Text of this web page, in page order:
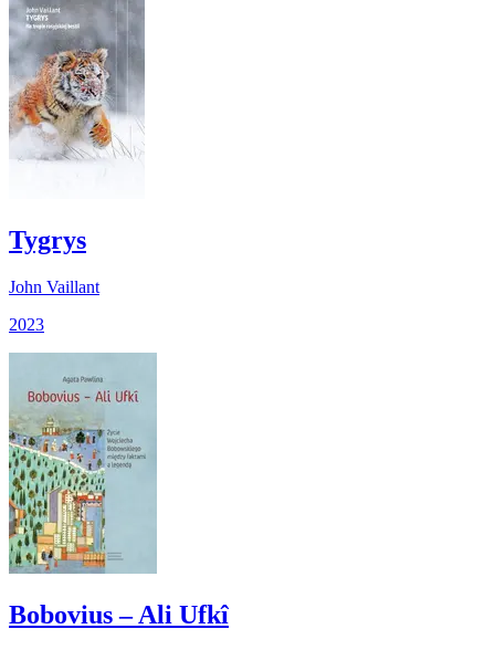
Tygrys
John Vaillant
2023
Bobovius ‒ Ali Ufkî